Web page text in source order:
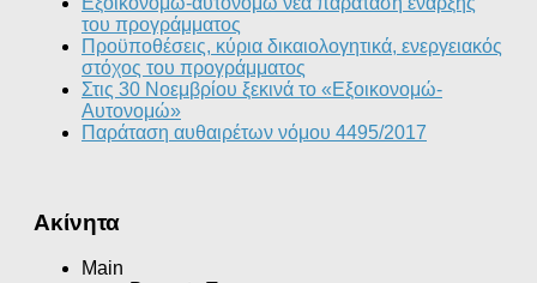
του προγράμματος
Προϋποθέσεις, κύρια δικαιολογητικά, ενεργειακός
στόχος του προγράμματος
Στις 30 Νοεμβρίου ξεκινά το «Εξοικονομώ-
Αυτονομώ»
Παράταση αυθαιρέτων νόμου 4495/2017
Ακίνητα
Main